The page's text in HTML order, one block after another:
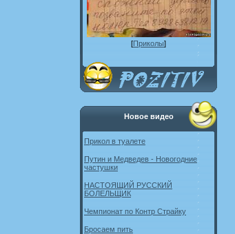
[Приколы]
Новое видео
Прикол в туалете
Путин и Медведев - Новогодние
частушки
НАСТОЯЩИЙ РУССКИЙ
БОЛЕЛЬЩИК
Чемпионат по Контр Страйку
Бросаем пить